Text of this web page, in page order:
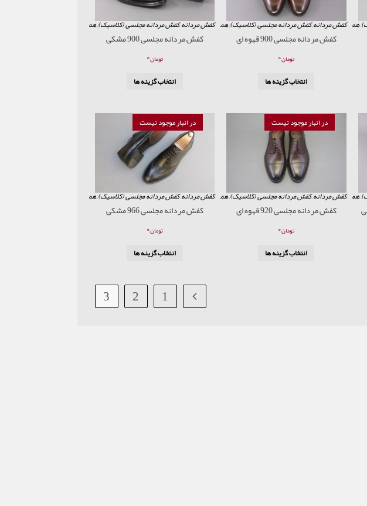
,همه محصولات
کفش مردانه,کفش مردانه مجلسی (کلاسیک),همه محصولات
کفش مردانه مجلسی 900 قهوه ای
تومان۰
انتخاب گزینه ها
کفش مردانه,کفش مردانه مجلسی (کلاسیک),همه محصولات
کفش مردانه مجلسی 900 مشکی
تومان۰
انتخاب گزینه ها
,همه محصولات
در انبار موجود نیست
کفش مردانه,کفش مردانه مجلسی (کلاسیک),همه محصولات
کفش مردانه مجلسی 920 قهوه ای
تومان۰
انتخاب گزینه ها
در انبار موجود نیست
کفش مردانه,کفش مردانه مجلسی (کلاسیک),همه محصولات
کفش مردانه مجلسی 966 مشکی
تومان۰
انتخاب گزینه ها
1
2
3